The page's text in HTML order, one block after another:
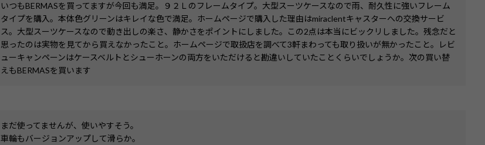
いつもBERMASを買ってますが今回も満足。９２Ｌのフレームタイプ。大型スーツケースなので雨、耐久性に強いフレーム
タイプを購入。本体色グリーンはキレイな色で満足。ホームページで購入した理由はmiraclentキャスターへの交換サービ
ス。大型スーツケースなので動き出しの楽さ、静かさをポイントにしました。この2点は本当にビックリしました。残念だと
思ったのは実物を見てから買えなかったこと。ホームページで取扱店を調べて3軒まわっても取り扱いが無かったこと。レビ
ューキャンペーンはケースベルトとシューホーンの両方をいただけると勘違いしていたことくらいでしょうか。次の買い替
えもBERMASを買います
まだ使ってませんが、使いやすそう。
車輪もバージョンアップして滑らか。